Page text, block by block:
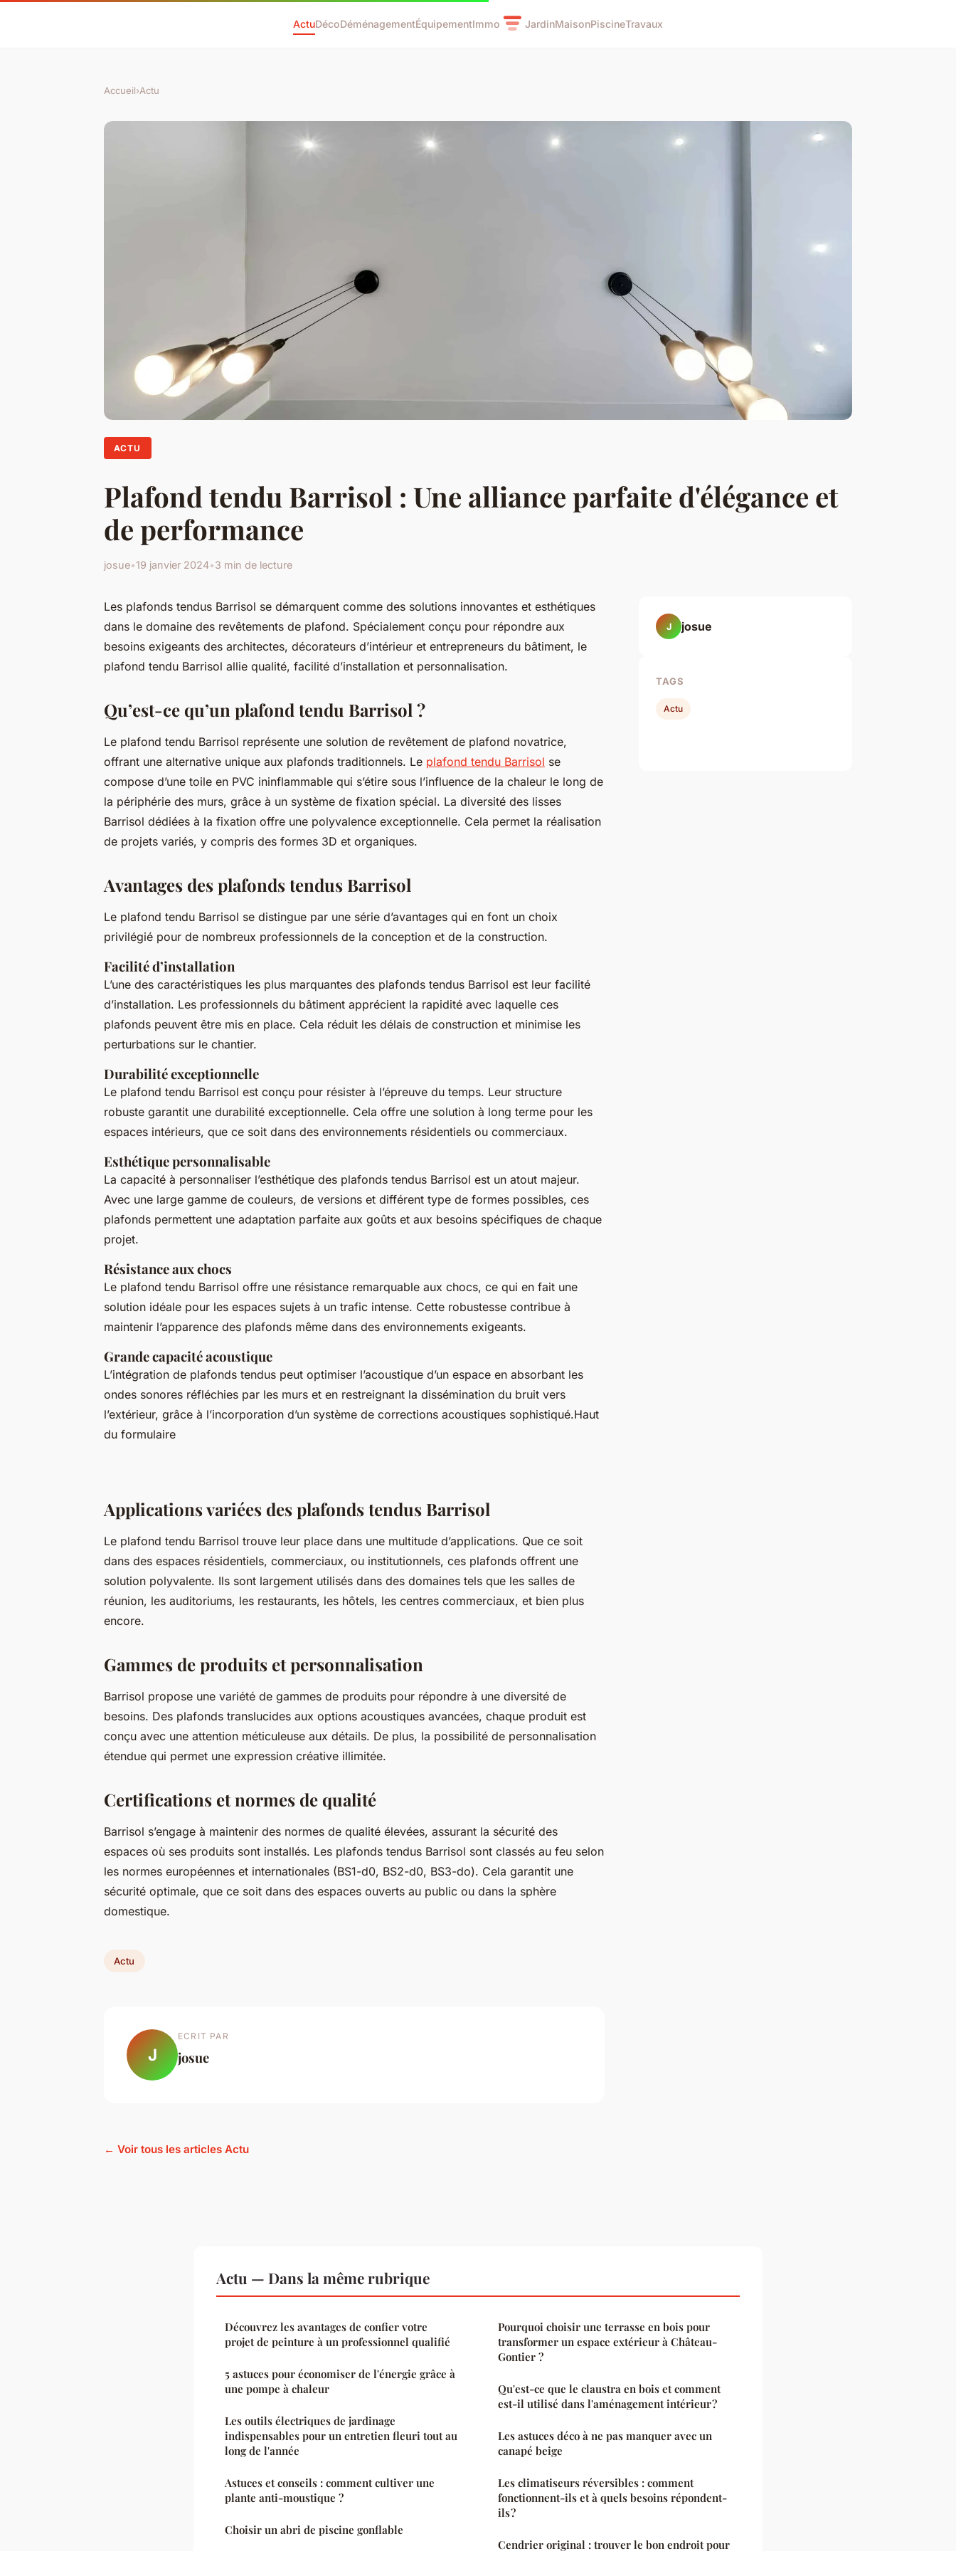
ActuDécoDéménagementÉquipementImmo JardinMaisonPiscineTravaux
Accueil›Actu
ACTU
Plafond tendu Barrisol : Une alliance parfaite d'élégance et
de performance
josue•19 janvier 2024•3 min de lecture
Les plafonds tendus Barrisol se démarquent comme des solutions innovantes et esthétiques
dans le domaine des revêtements de plafond. Spécialement conçu pour répondre aux
besoins exigeants des architectes, décorateurs d’intérieur et entrepreneurs du bâtiment, le
plafond tendu Barrisol allie qualité, facilité d’installation et personnalisation.
Qu’est-ce qu’un plafond tendu Barrisol ?
Le plafond tendu Barrisol représente une solution de revêtement de plafond novatrice,
offrant une alternative unique aux plafonds traditionnels. Le plafond tendu Barrisol se
compose d’une toile en PVC ininflammable qui s’étire sous l’influence de la chaleur le long de
la périphérie des murs, grâce à un système de fixation spécial. La diversité des lisses
Barrisol dédiées à la fixation offre une polyvalence exceptionnelle. Cela permet la réalisation
de projets variés, y compris des formes 3D et organiques.
Avantages des plafonds tendus Barrisol
Le plafond tendu Barrisol se distingue par une série d’avantages qui en font un choix
privilégié pour de nombreux professionnels de la conception et de la construction.
Facilité d’installation
L’une des caractéristiques les plus marquantes des plafonds tendus Barrisol est leur facilité
d’installation. Les professionnels du bâtiment apprécient la rapidité avec laquelle ces
plafonds peuvent être mis en place. Cela réduit les délais de construction et minimise les
perturbations sur le chantier.
Durabilité exceptionnelle
Le plafond tendu Barrisol est conçu pour résister à l’épreuve du temps. Leur structure
robuste garantit une durabilité exceptionnelle. Cela offre une solution à long terme pour les
espaces intérieurs, que ce soit dans des environnements résidentiels ou commerciaux.
Esthétique personnalisable
La capacité à personnaliser l’esthétique des plafonds tendus Barrisol est un atout majeur.
Avec une large gamme de couleurs, de versions et différent type de formes possibles, ces
plafonds permettent une adaptation parfaite aux goûts et aux besoins spécifiques de chaque
projet.
Résistance aux chocs
Le plafond tendu Barrisol offre une résistance remarquable aux chocs, ce qui en fait une
solution idéale pour les espaces sujets à un trafic intense. Cette robustesse contribue à
maintenir l’apparence des plafonds même dans des environnements exigeants.
Grande capacité acoustique
L’intégration de plafonds tendus peut optimiser l’acoustique d’un espace en absorbant les
ondes sonores réfléchies par les murs et en restreignant la dissémination du bruit vers
l’extérieur, grâce à l’incorporation d’un système de corrections acoustiques sophistiqué.Haut
du formulaire
Applications variées des plafonds tendus Barrisol
Le plafond tendu Barrisol trouve leur place dans une multitude d’applications. Que ce soit
dans des espaces résidentiels, commerciaux, ou institutionnels, ces plafonds offrent une
solution polyvalente. Ils sont largement utilisés dans des domaines tels que les salles de
réunion, les auditoriums, les restaurants, les hôtels, les centres commerciaux, et bien plus
encore.
Gammes de produits et personnalisation
Barrisol propose une variété de gammes de produits pour répondre à une diversité de
besoins. Des plafonds translucides aux options acoustiques avancées, chaque produit est
conçu avec une attention méticuleuse aux détails. De plus, la possibilité de personnalisation
étendue qui permet une expression créative illimitée.
Certifications et normes de qualité
Barrisol s’engage à maintenir des normes de qualité élevées, assurant la sécurité des
espaces où ses produits sont installés. Les plafonds tendus Barrisol sont classés au feu selon
les normes européennes et internationales (BS1-d0, BS2-d0, BS3-do). Cela garantit une
sécurité optimale, que ce soit dans des espaces ouverts au public ou dans la sphère
domestique.
Actu
J
ECRIT PAR
josue
← Voir tous les articles Actu
J josue
TAGS
Actu
Actu — Dans la même rubrique
Découvrez les avantages de confier votre
projet de peinture à un professionnel qualifié
5 astuces pour économiser de l'énergie grâce à
une pompe à chaleur
Les outils électriques de jardinage
indispensables pour un entretien fleuri tout au
long de l'année
Astuces et conseils : comment cultiver une
plante anti-moustique ?
Choisir un abri de piscine gonflable
Pourquoi choisir une terrasse en bois pour
transformer un espace extérieur à Château-
Gontier ?
Qu'est-ce que le claustra en bois et comment
est-il utilisé dans l'aménagement intérieur ?
Les astuces déco à ne pas manquer avec un
canapé beige
Les climatiseurs réversibles : comment
fonctionnent-ils et à quels besoins répondent-
ils ?
Cendrier original : trouver le bon endroit pour